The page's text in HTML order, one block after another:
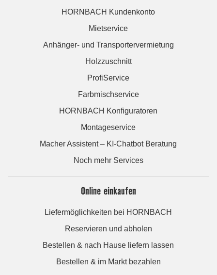
HORNBACH Kundenkonto
Mietservice
Anhänger- und Transportervermietung
Holzzuschnitt
ProfiService
Farbmischservice
HORNBACH Konfiguratoren
Montageservice
Macher Assistent – KI-Chatbot Beratung
Noch mehr Services
Online einkaufen
Liefermöglichkeiten bei HORNBACH
Reservieren und abholen
Bestellen & nach Hause liefern lassen
Bestellen & im Markt bezahlen